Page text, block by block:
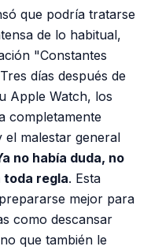
que podría tratarse
de lo habitual,
"Constantes
días después de
Apple Watch, los
completamente
el malestar general
no había duda, no
toda regla. Esta
mejor para
como descansar
que también le